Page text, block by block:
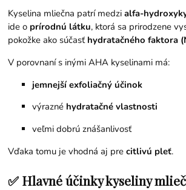
Kyselina mliečna patrí medzialfa-
ide o prírodnú látku, ktorá sa prirodzene
pokožke ako súčasť hydratačného faktora
V porovnaní s inými AHA kyselinami má:
jemnejší exfoliačný účinok
výrazné hydratačné vlastnosti
veľmi dobrú znášanlivosť
Vďaka tomu je vhodná aj precitlivú pleť.
✅ Hlavné účinky kyseliny